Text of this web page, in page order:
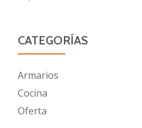
CATEGORÍAS
Armarios
Cocina
Oferta